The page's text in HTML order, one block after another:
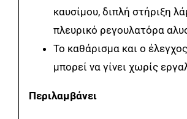
καυσίμου, διπλή στήριξη
πλευρικό ρεγουλατόρα
Το καθάρισμα και ο
μπορεί να γίνει χωρίς
Περιλαμβάνει